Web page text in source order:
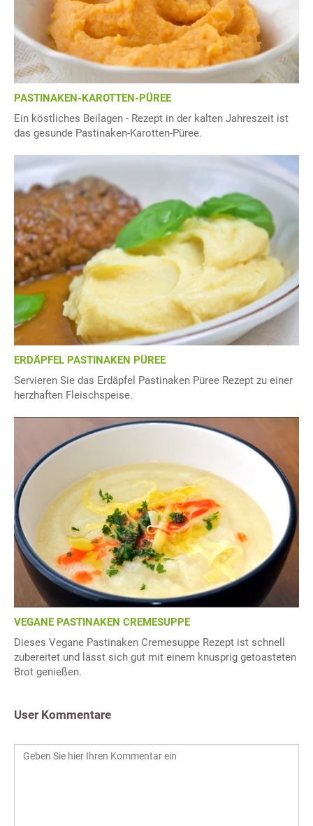
PASTINAKEN-KAROTTEN-PÜREE
Ein köstliches Beilagen - Rezept in der kalten Jahreszeit ist
das gesunde Pastinaken-Karotten-Püree.
ERDÄPFEL PASTINAKEN PÜREE
Servieren Sie das Erdäpfel Pastinaken Püree Rezept zu einer
herzhaften Fleischspeise.
VEGANE PASTINAKEN CREMESUPPE
Dieses Vegane Pastinaken Cremesuppe Rezept ist schnell
zubereitet und lässt sich gut mit einem knusprig getoasteten
Brot genießen.
User Kommentare